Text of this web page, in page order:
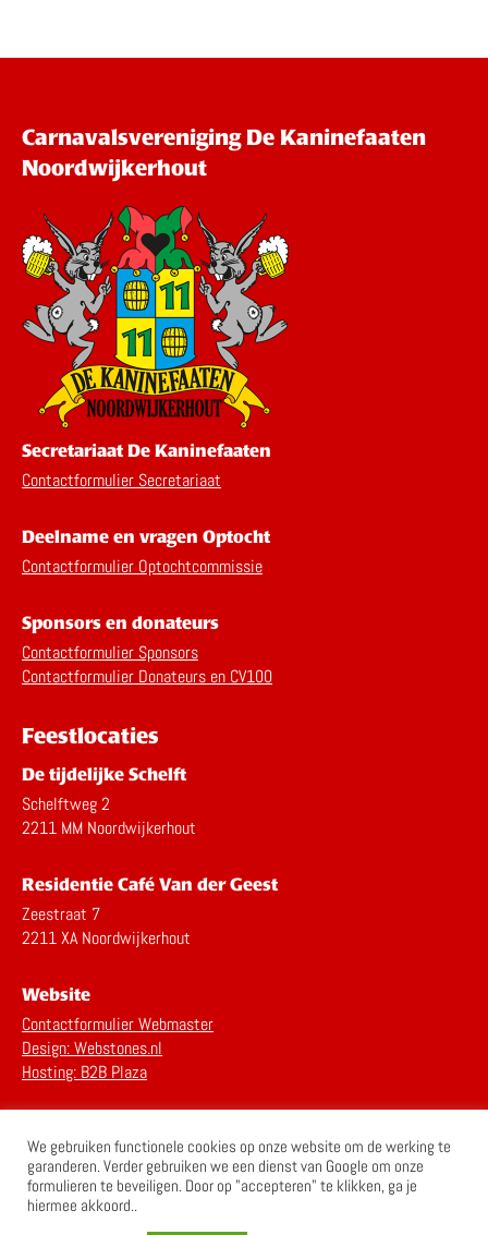
Carnavalsvereniging De Kaninefaaten
Noordwijkerhout
Secretariaat De Kaninefaaten
Contactformulier Secretariaat
Deelname en vragen Optocht
Contactformulier Optochtcommissie
Sponsors en donateurs
Contactformulier Sponsors
Contactformulier Donateurs en CV100
Feestlocaties
De tijdelijke Schelft
Schelftweg 2
2211 MM Noordwijkerhout
Residentie Café Van der Geest
Zeestraat 7
2211 XA Noordwijkerhout
Website
Contactformulier Webmaster
Design: Webstones.nl
Hosting: B2B Plaza
Disclaimer
We gebruiken functionele cookies op onze website om de werking te
garanderen. Verder gebruiken we een dienst van Google om onze
formulieren te beveiligen. Door op "accepteren" te klikken, ga je
hiermee akkoord..